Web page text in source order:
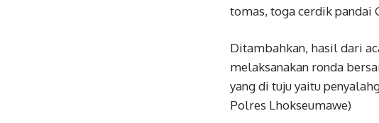
tomas, toga cerdik pandai
Ditambahkan, hasil dari
melaksanakan ronda
yang di tuju yaitu
Polres Lhokseumawe)